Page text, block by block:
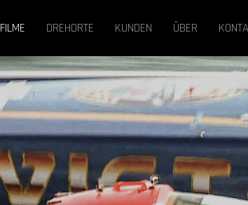
FILME DREHORTE KUNDEN ÜBER